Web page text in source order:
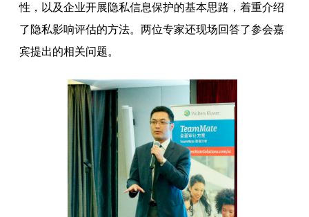
性，以及企业开展隐私信息保护的基本思路，着重介绍
了隐私影响评估的方法。两位专家还现场回答了参会嘉
宾提出的相关问题。